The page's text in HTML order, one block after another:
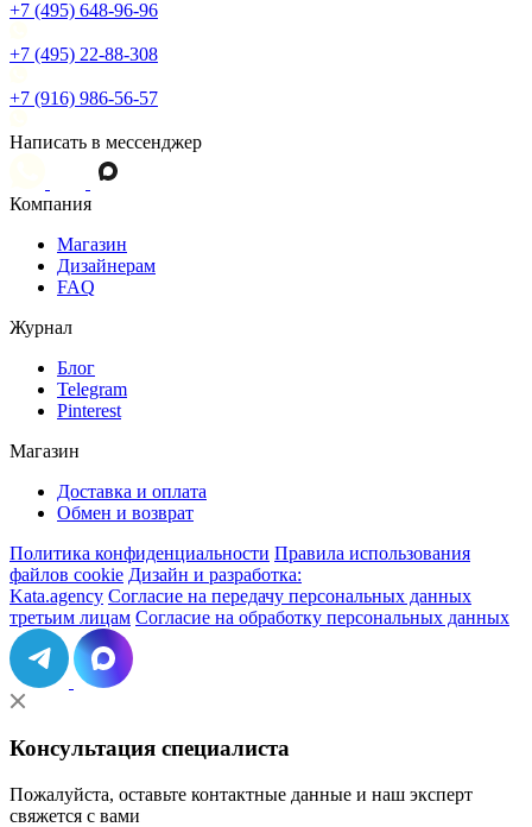
+7 (495) 648-96-96
+7 (495) 22-88-308
+7 (916) 986-56-57
Написать в мессенджер
Компания
Магазин
Дизайнерам
FAQ
Журнал
Блог
Telegram
Pinterest
Магазин
Доставка и оплата
Обмен и возврат
Политика конфиденциальности Правила использования
файлов cookie Дизайн и разработка:
Kata.agency Согласие на передачу персональных данных
третьим лицам Согласие на обработку персональных данных
Консультация специалиста
Пожалуйста, оставьте контактные данные и наш эксперт
свяжется с вами